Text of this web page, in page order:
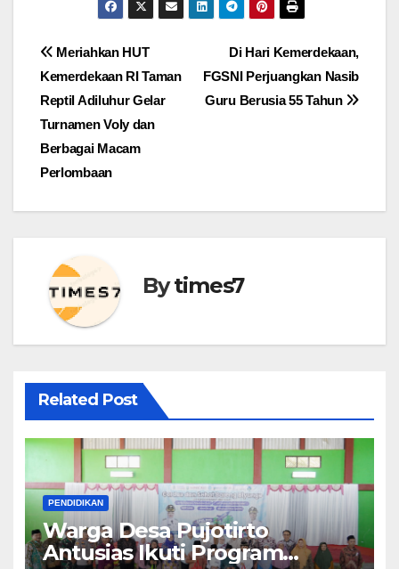
Navigasi
pos
Di Hari Kemerdekaan,
FGSNI Perjuangkan Nasib
Guru Berusia 55 Tahun
Meriahkan HUT
Kemerdekaan RI Taman
Reptil Adiluhur Gelar
Turnamen Voly dan
Berbagai Macam
Perlombaan
Bytimes7
Related Post
PENDIDIKAN
Warga Desa Pujotirto
Antusias Ikuti Program